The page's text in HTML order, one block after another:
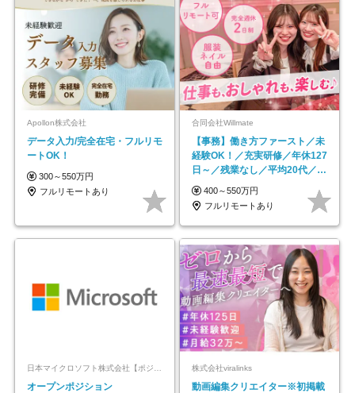
Apollon株式会社
データ入力/完全在宅・フルリモ
ートOK！
300～550万円
フルリモートあり
合同会社Willmate
【事務】働き方ファースト／未
経験OK！／充実研修／年休127
日～／残業なし／平均20代／リ
モートOK
400～550万円
フルリモートあり
オープンポジション
株式会社viralinks
動画編集クリエイター※初掲載